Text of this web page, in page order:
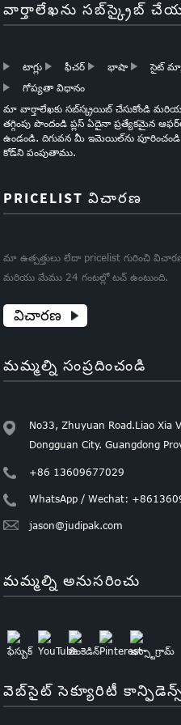
వార్తాలేఖను సబ్‌స్క్రైబ్
టాగ్లు ఫీచర్ భాషా సైట్
గోప్యతా విధానం
మా వార్తాలేఖకు సబ్‌స్క్రయిబ్ చేసుకోండి
తగ్గింపు పొందండి ప్లస్ ఏదైనా ప్రత్యేకమైన
ఉండండి. దిగువన మీ ఇమెయిల్‌ను
కోడ్‌ని పంపుతాము.
PRICELIST విచారణ
మా ఉత్పత్తులు లేదా pricelist గురించి
మరియు మేము 24 గంటల్లో టచ్ ఉంటుంది.
విచారణ
మమ్మల్ని సంప్రదించండి
No33, Zhuyuan Road.Liao Xia
Dongguan City. Guangdong
+86 13609677029
WhatsApp / Wechat:
jason@judipak.com
మమ్మల్ని అనుసరించు
వెబ్‌సైట్ సెక్యూరిటీ